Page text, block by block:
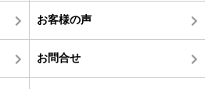
お客様の声
お問合せ